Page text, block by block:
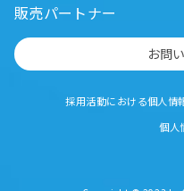
販売パートナー
お問
採用活動における個人情
個人